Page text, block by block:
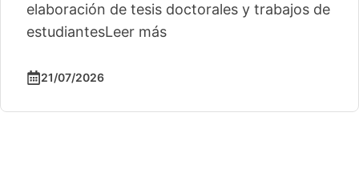
elaboración de tesis doctorales y trabajos de
estudiantesLeer más
21/07/2026